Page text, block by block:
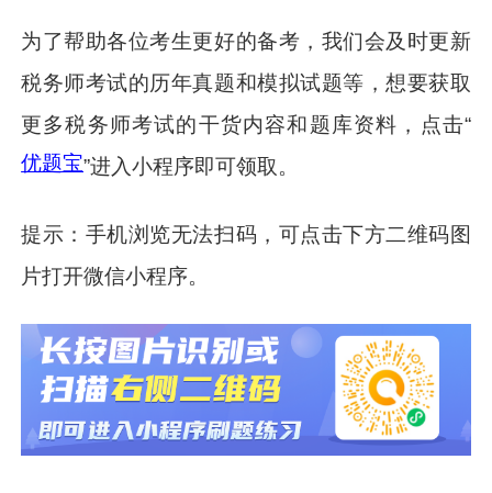
为了帮助各位考生更好的备考，我们会及时更新
税务师考试的历年真题和模拟试题等，想要获取
更多税务师考试的干货内容和题库资料，点击“
优题宝”进入小程序即可领取。
提示：手机浏览无法扫码，可点击下方二维码图
片打开微信小程序。